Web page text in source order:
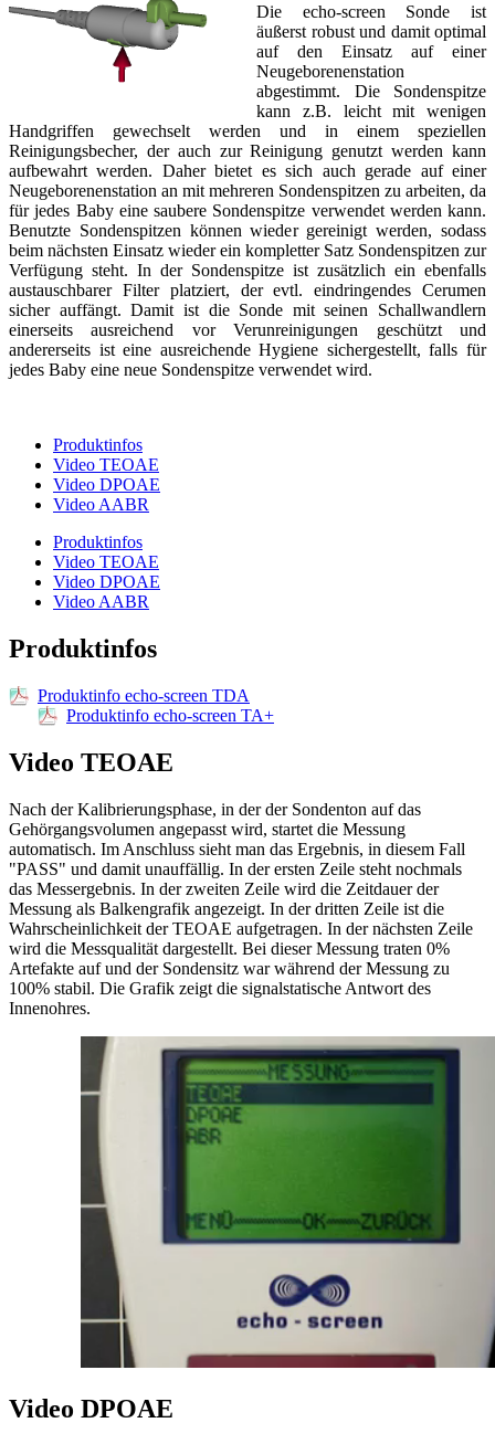
Die echo-screen Sonde ist
äußerst robust und damit optimal
auf den Einsatz auf einer
Neugeborenenstation
abgestimmt. Die Sondenspitze
kann z.B. leicht mit wenigen
Handgriffen gewechselt werden und in einem speziellen
Reinigungsbecher, der auch zur Reinigung genutzt werden kann
aufbewahrt werden. Daher bietet es sich auch gerade auf einer
Neugeborenenstation an mit mehreren Sondenspitzen zu arbeiten, da
für jedes Baby eine saubere Sondenspitze verwendet werden kann.
Benutzte Sondenspitzen können wieder gereinigt werden, sodass
beim nächsten Einsatz wieder ein kompletter Satz Sondenspitzen zur
Verfügung steht. In der Sondenspitze ist zusätzlich ein ebenfalls
austauschbarer Filter platziert, der evtl. eindringendes Cerumen
sicher auffängt. Damit ist die Sonde mit seinen Schallwandlern
einerseits ausreichend vor Verunreinigungen geschützt und
andererseits ist eine ausreichende Hygiene sichergestellt, falls für
jedes Baby eine neue Sondenspitze verwendet wird.
Produktinfos
Video TEOAE
Video DPOAE
Video AABR
Produktinfos
Video TEOAE
Video DPOAE
Video AABR
Produktinfos
Produktinfo echo-screen TDA
Produktinfo echo-screen TA+
Video TEOAE
Nach der Kalibrierungsphase, in der der Sondenton auf das
Gehörgangsvolumen angepasst wird, startet die Messung
automatisch. Im Anschluss sieht man das Ergebnis, in diesem Fall
"PASS" und damit unauffällig. In der ersten Zeile steht nochmals
das Messergebnis. In der zweiten Zeile wird die Zeitdauer der
Messung als Balkengrafik angezeigt. In der dritten Zeile ist die
Wahrscheinlichkeit der TEOAE aufgetragen. In der nächsten Zeile
wird die Messqualität dargestellt. Bei dieser Messung traten 0%
Artefakte auf und der Sondensitz war während der Messung zu
100% stabil. Die Grafik zeigt die signalstatische Antwort des
Innenohres.
Video DPOAE